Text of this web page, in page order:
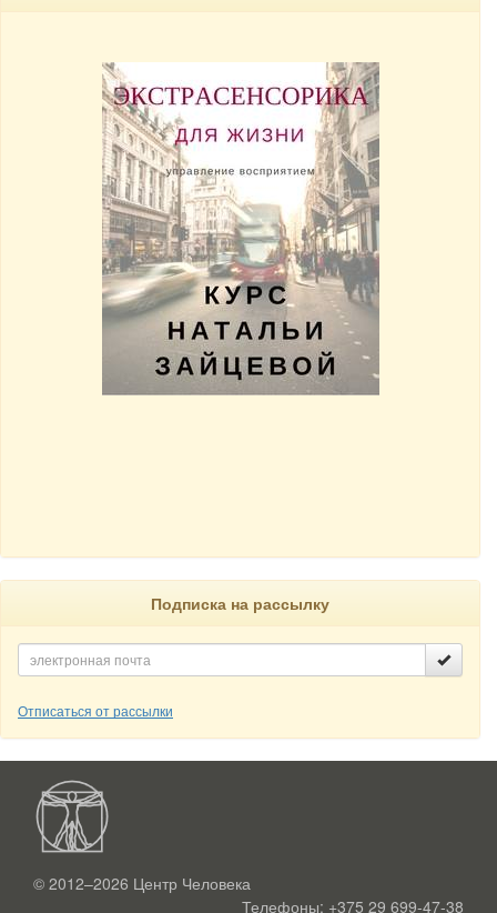
Подписка на рассылку
Отписаться от рассылки
© 2012–2026 Центр Человека
Телефоны: +375 29 699-47-38